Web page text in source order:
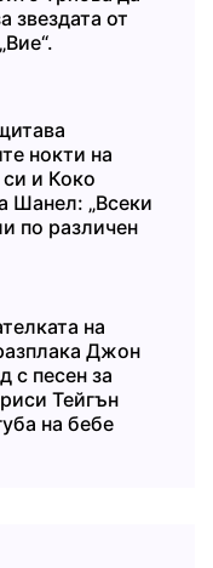
звездата от
нокти на
и Коко
Шанел: „Всеки
по различен
на
Джон
с песен за
Тейгън
на бебе